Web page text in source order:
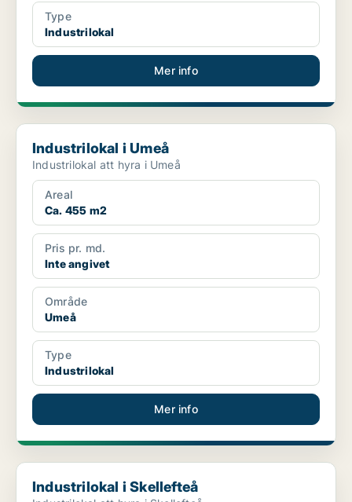
Type
Industrilokal
Mer info
Industrilokal i Umeå
Industrilokal i Umeå
Industrilokal att hyra i Umeå
Areal
Ca. 455 m2
Pris pr. md.
Inte angivet
Område
Umeå
Type
Industrilokal
Mer info
Industrilokal i Skellefteå
Industrilokal i Skellefteå